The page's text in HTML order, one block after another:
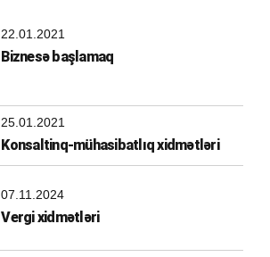
22.01.2021
Biznesə başlamaq
25.01.2021
Konsaltinq-mühasibatlıq xidmətləri
07.11.2024
Vergi xidmətləri